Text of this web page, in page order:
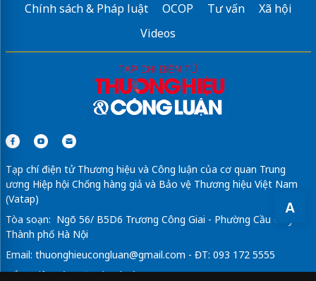
A
Chính sách & Pháp luật
OCOP Tư vấn
Xã hội
Videos
Tạp chí điện tử Thương hiệu và Công luận của cơ quan Trung
ương Hiệp hội Chống hàng giả và Bảo vệ Thương hiệu Việt Nam
(Vatap)
Tòa soạn: Ngõ 56/ B5D6 Trương Công Giai - Phường Cầu Giấy -
Thành phố Hà Nội
Email: thuonghieucongluan@gmail.com - ĐT: 093 172 5555
Tổng Biên Tập: Vũ Đức Thuận